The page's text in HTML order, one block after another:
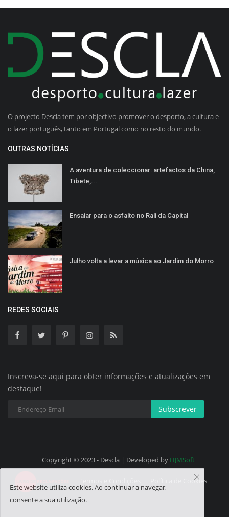
O projecto Descla tem por objectivo promover o desporto, a cultura e
o lazer português, tanto em Portugal como no resto do mundo.
OUTRAS NOTÍCIAS
A aventura de coleccionar: artefactos da China,
Tibete,...
Ensaiar para o asfalto no Rali da Capital
Julho volta a levar a música ao Jardim do Morro
REDES SOCIAIS
Inscreva-se aqui para obter informações e atualizações em
destaque!
Subscrever
Copyright © 2023 - Descla | Developed by HJMSoft
Política de Cookies
Este website utiliza cookies. Ao continuar a navegar,
consente a sua utilização.